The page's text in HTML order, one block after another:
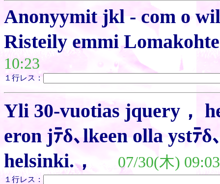
Anonyymit jkl - com o
Risteily emmi
10:23
１行レス：
Yli 30-vuotias jquery，
eron jﾃδ､lkeen olla ystﾃ
helsinki.，
07/30(木) 09:03
１行レス：